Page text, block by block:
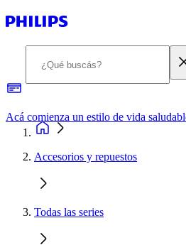
Accesorios y repuestos
Todas las series